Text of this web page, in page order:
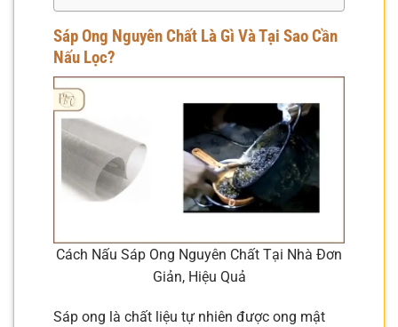
Sáp Ong Nguyên Chất Là Gì Và Tại Sao Cần
Nấu Lọc?
Cách Nấu Sáp Ong Nguyên Chất Tại Nhà Đơn
Giản, Hiệu Quả
Sáp ong là chất liệu tự nhiên được ong mật